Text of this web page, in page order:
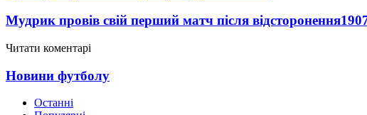
Мудрик провів свій перший матч після відсторонення
Читати коментарі
Новини футболу
Останні